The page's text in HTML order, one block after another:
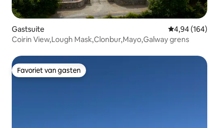
Gastsuite Gemiddelde
4,94 (164)
Coirin View,Lough Mask,Clonbur,Mayo,Galway grens
Favoriet van gasten
Favoriet van gasten